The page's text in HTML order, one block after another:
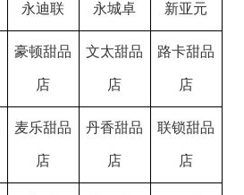
永迪联 永城卓 新亚元
豪顿甜品
店
文太甜品
店
路卡甜品
店
麦乐甜品
店
丹香甜品
店
联锁甜品
店